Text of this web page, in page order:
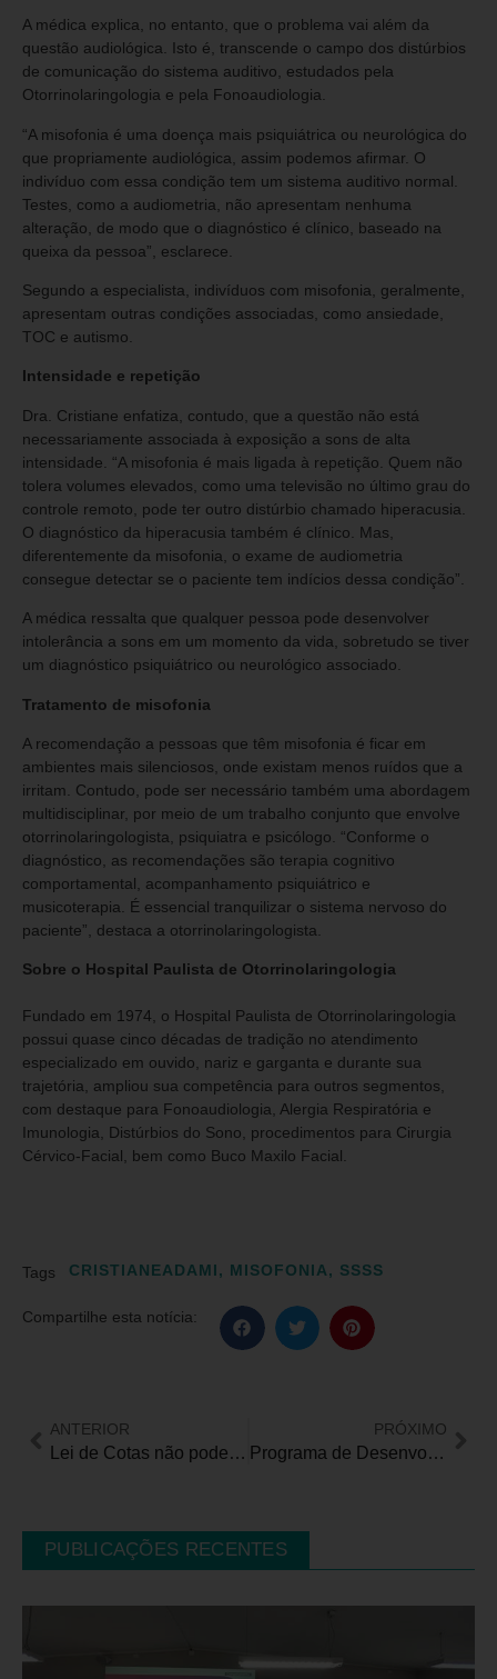
A médica explica, no entanto, que o problema vai além da
questão audiológica. Isto é, transcende o campo dos distúrbios
de comunicação do sistema auditivo, estudados pela
Otorrinolaringologia e pela Fonoaudiologia.
“A misofonia é uma doença mais psiquiátrica ou neurológica do
que propriamente audiológica, assim podemos afirmar. O
indivíduo com essa condição tem um sistema auditivo normal.
Testes, como a audiometria, não apresentam nenhuma
alteração, de modo que o diagnóstico é clínico, baseado na
queixa da pessoa”, esclarece.
Segundo a especialista, indivíduos com misofonia, geralmente,
apresentam outras condições associadas, como ansiedade,
TOC e autismo.
Intensidade e repetição
Dra. Cristiane enfatiza, contudo, que a questão não está
necessariamente associada à exposição a sons de alta
intensidade. “A misofonia é mais ligada à repetição. Quem não
tolera volumes elevados, como uma televisão no último grau do
controle remoto, pode ter outro distúrbio chamado hiperacusia.
O diagnóstico da hiperacusia também é clínico. Mas,
diferentemente da misofonia, o exame de audiometria
consegue detectar se o paciente tem indícios dessa condição”.
A médica ressalta que qualquer pessoa pode desenvolver
intolerância a sons em um momento da vida, sobretudo se tiver
um diagnóstico psiquiátrico ou neurológico associado.
Tratamento de misofonia
A recomendação a pessoas que têm misofonia é ficar em
ambientes mais silenciosos, onde existam menos ruídos que a
irritam. Contudo, pode ser necessário também uma abordagem
multidisciplinar, por meio de um trabalho conjunto que envolve
otorrinolaringologista, psiquiatra e psicólogo. “Conforme o
diagnóstico, as recomendações são terapia cognitivo
comportamental, acompanhamento psiquiátrico e
musicoterapia. É essencial tranquilizar o sistema nervoso do
paciente”, destaca a otorrinolaringologista.
Sobre o Hospital Paulista de Otorrinolaringologia
Fundado em 1974, o Hospital Paulista de Otorrinolaringologia
possui quase cinco décadas de tradição no atendimento
especializado em ouvido, nariz e garganta e durante sua
trajetória, ampliou sua competência para outros segmentos,
com destaque para Fonoaudiologia, Alergia Respiratória e
Imunologia, Distúrbios do Sono, procedimentos para Cirurgia
Cérvico-Facial, bem como Buco Maxilo Facial.
Tags CRISTIANEADAMI, MISOFONIA, SSSS
Compartilhe esta notícia:
ANTERIOR
Lei de Cotas não pode se curvar a Lei de Licitações
PRÓXIMO
Programa de Desenvolvimento para PcDs da thyssenkrupp tem início em fevereiro
PUBLICAÇÕES RECENTES